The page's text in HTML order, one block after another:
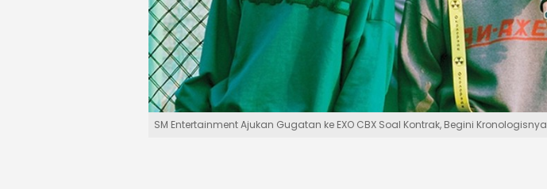
SM Entertainment Ajukan Gugatan ke EXO CBX Soal Kontrak, Begini Kronologisnya